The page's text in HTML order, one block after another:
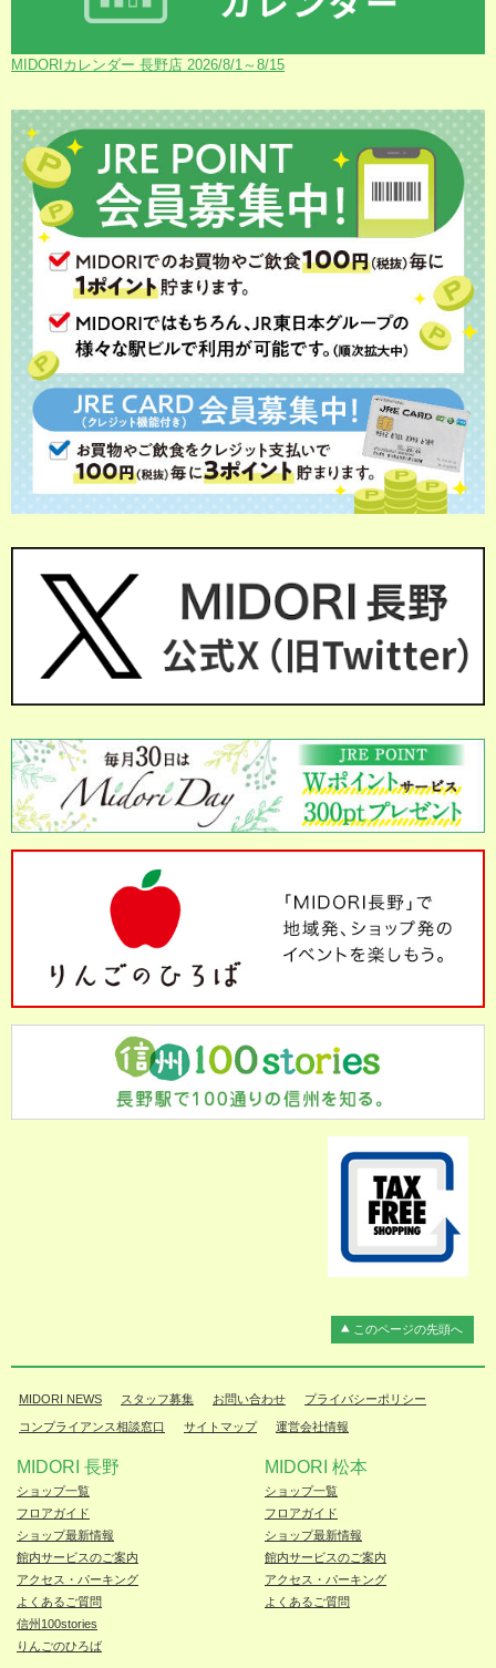
MIDORIカレンダー 長野店 2026/8/1～8/15
このページの先頭へ
MIDORI NEWS スタッフ募集 お問い合わせ プライバシーポリシー
コンプライアンス相談窓口 サイトマップ 運営会社情報
MIDORI 長野
ショップ一覧
フロアガイド
ショップ最新情報
館内サービスのご案内
アクセス・パーキング
よくあるご質問
信州100stories
りんごのひろば
MIDORI 松本
ショップ一覧
フロアガイド
ショップ最新情報
館内サービスのご案内
アクセス・パーキング
よくあるご質問